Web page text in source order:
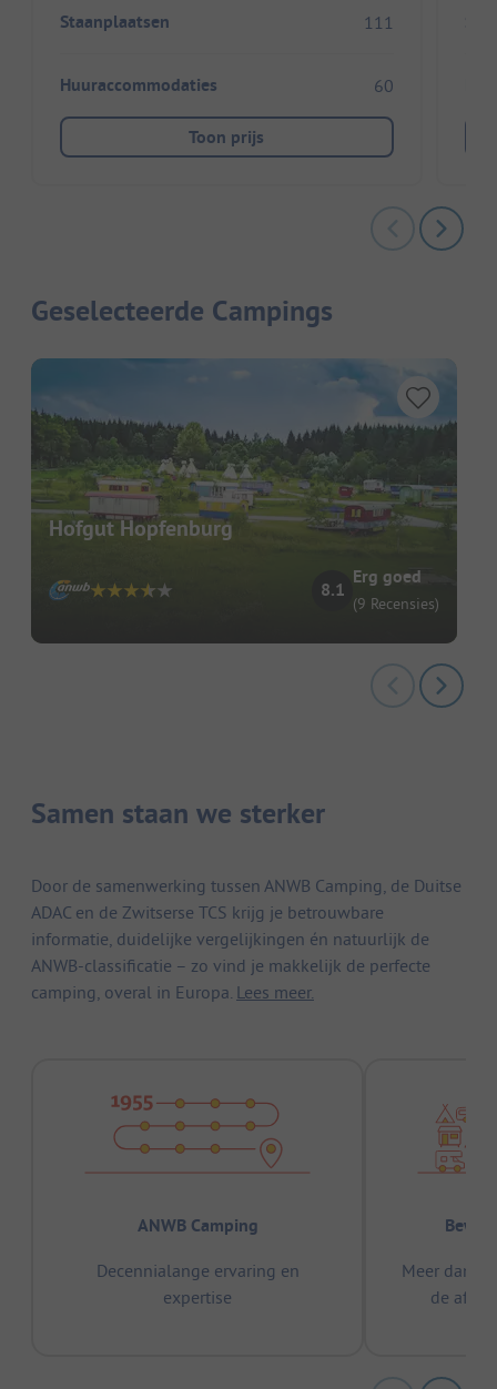
Staanplaatsen 111
Huuraccommodaties 60
Toon prijs
Geselecteerde Campings
Hofgut Hopfenburg
8.1
Erg goed
(9 Recensies)
Samen staan we sterker
Door de samenwerking tussen ANWB Camping, de Duitse
ADAC en de Zwitserse TCS krijg je betrouwbare
informatie, duidelijke vergelijkingen én natuurlijk de
ANWB-classificatie – zo vind je makkelijk de perfecte
camping, overal in Europa. Lees meer.
ANWB Camping
Decennialange ervaring en
expertise
Meer dan
de